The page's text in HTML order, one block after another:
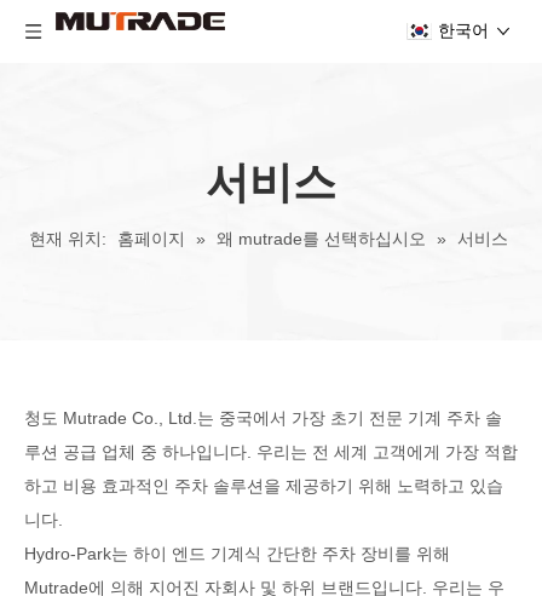
한국어
서비스
현재 위치: 홈페이지 » 왜 mutrade를 선택하십시오 » 서비스
청도 Mutrade Co., Ltd.는 중국에서 가장 초기 전문 기계 주차 솔
루션 공급 업체 중 하나입니다. 우리는 전 세계 고객에게 가장 적합
하고 비용 효과적인 주차 솔루션을 제공하기 위해 노력하고 있습
니다.
Hydro-Park는 하이 엔드 기계식 간단한 주차 장비를 위해
Mutrade에 의해 지어진 자회사 및 하위 브랜드입니다. 우리는 우